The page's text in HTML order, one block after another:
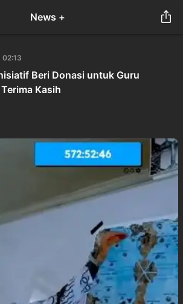
News +
02:13
Beri Donasi untuk Guru
Kasih